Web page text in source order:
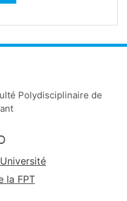
Polydisciplinaire de
la FPT